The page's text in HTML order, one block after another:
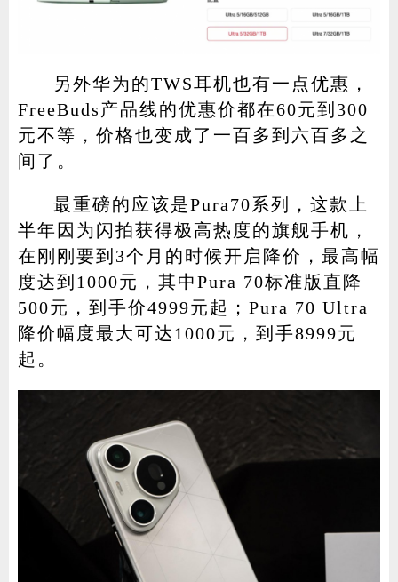
另外华为的TWS耳机也有一点优惠，
FreeBuds产品线的优惠价都在60元到300
元不等，价格也变成了一百多到六百多之
间了。
最重磅的应该是Pura70系列，这款上
半年因为闪拍获得极高热度的旗舰手机，
在刚刚要到3个月的时候开启降价，最高幅
度达到1000元，其中Pura 70标准版直降
500元，到手价4999元起；Pura 70 Ultra
降价幅度最大可达1000元，到手8999元
起。